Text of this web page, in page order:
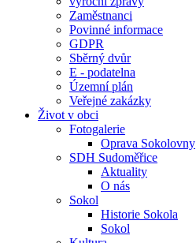
Zaměstnanci
Povinné informace
GDPR
Sběrný dvůr
E - podatelna
Územní plán
Veřejné zakázky
Život v obci
Fotogalerie
Oprava Sokolovny
SDH Sudoměřice
Aktuality
O nás
Sokol
Historie Sokola
Sokol